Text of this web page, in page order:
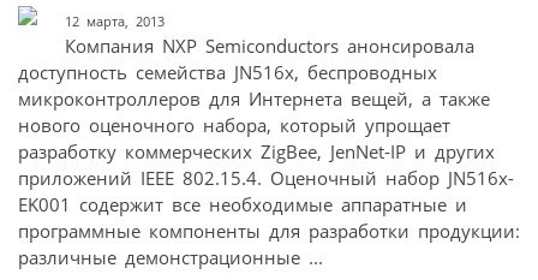
12 марта, 2013
Компания NXP Semiconductors анонсировала
доступность семейства JN516x, беспроводных
микроконтроллеров для Интернета вещей, а также
нового оценочного набора, который упрощает
разработку коммерческих ZigBee, JenNet-IP и других
приложений IEEE 802.15.4. Оценочный набор JN516x-
EK001 содержит все необходимые аппаратные и
программные компоненты для разработки продукции:
различные демонстрационные ...